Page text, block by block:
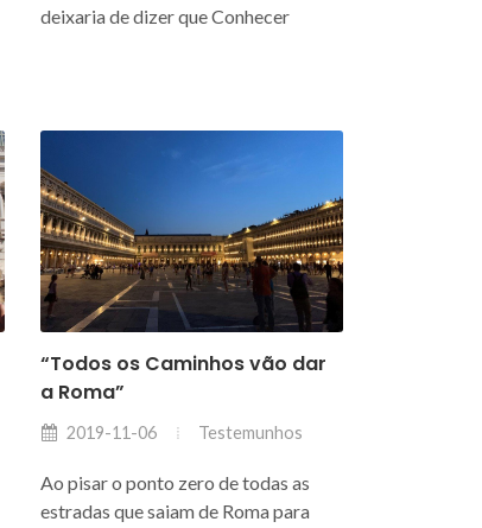
deixaria de dizer que Conhecer
“Todos os Caminhos vão dar
a Roma”
2019-11-06 Testemunhos
Ao pisar o ponto zero de todas as
estradas que saiam de Roma para